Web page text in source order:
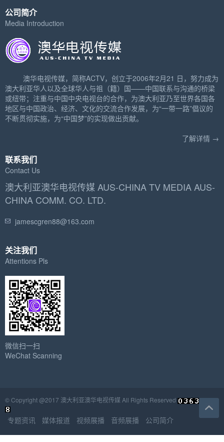
公司简介
Media Introduction
澳华电视传媒，简称ACTV，创立于2006年2月21 日，努力成为
澳大利亚华人以及全球华人与祖（籍）国——中国联系与沟通的桥梁
或纽带；注重与中国中央电视台的合作，为澳大利亚乃至世界各国各
地区与中国政治、经济、文化的交流合作发展，为“一带一路”倡议的
不断贯彻实施，为“中国梦”的实现做出贡献。
了解详情 →
联系我们
Contact Us
澳大利亚澳华电视传媒 AUS-CHINA TV MEDIA AUS-
CHINA COMM. CO. LTD.
jamescgren88@163.com
关注我们
Attentions Pls
微信扫一扫
WeChat Scanning
© Copyright @2017 澳大利亚澳华电视传媒 All Rights Reserved
专题资讯 媒体报道 视频展播 音频展播 公司简介